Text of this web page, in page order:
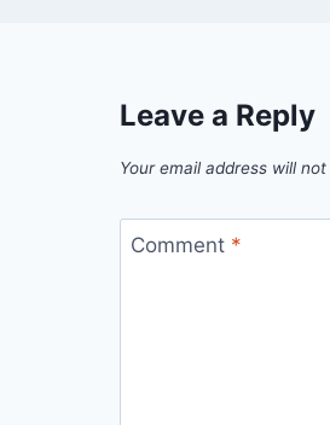
Leave a Reply
Your email address will
Comment *